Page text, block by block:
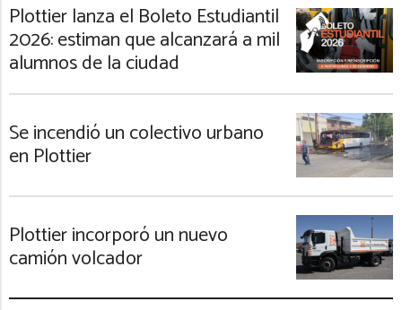
Plottier lanza el Boleto Estudiantil
2026: estiman que alcanzará a mil
alumnos de la ciudad
Se incendió un colectivo urbano
en Plottier
Plottier incorporó un nuevo
camión volcador